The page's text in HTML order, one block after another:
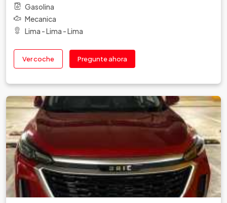
Gasolina
Mecanica
Lima - Lima - Lima
Ver coche Pregunte ahora